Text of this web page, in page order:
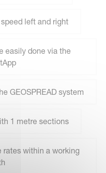
left and right
easily done via the
GEOSPREAD system
1 metre sections
rates within a working